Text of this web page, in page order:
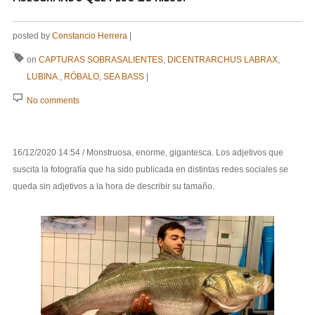
posted by Constancio Herrera |
on CAPTURAS SOBRASALIENTES, DICENTRARCHUS LABRAX,
LUBINA.
RÓBALO, SEA BASS|
No comments
16/12/2020 14:54 / Monstruosa, enorme, gigantesca. Los adjetivos que
suscita la fotografía que ha sido publicada en distintas redes sociales se
queda sin adjetivos a la hora de describir su tamaño.